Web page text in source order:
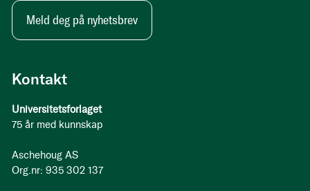
Kontakt
Universitetsforlaget
75 år med kunnskap
Aschehoug AS
Org.nr: 935 302 137
Meld deg på nyhetsbrev